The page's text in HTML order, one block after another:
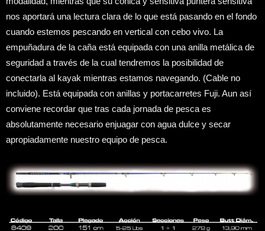
nos aportará una lectura clara de lo que está pasando en el fondo
cuando estemos pescando en vertical con cebo vivo. La
empuñadura de la caña está equipada con una anilla metálica de
seguridad a través de la cual tendremos la posibilidad de
conectarla al kayak mientras estamos navegando. (Cable no
incluido). Está equipada con anillas y portacarretes Fuji. Aun así
conviene recordar que tras cada jornada de pesca es
absolutamente necesario enjuagar con agua dulce y secar
apropiadamente nuestro equipo de pesca.